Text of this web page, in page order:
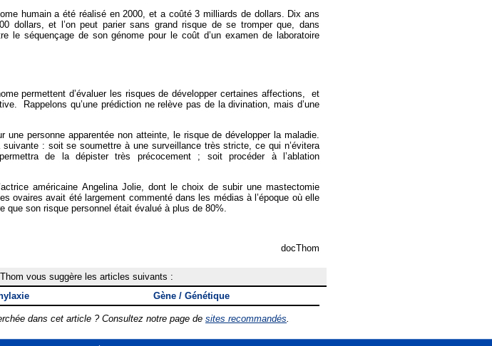
humain a été réalisé en 2000, et a coûté 3 milliards de dollars. Dix ans
dollars, et l’on peut parier sans grand risque de se tromper que, dans
le séquençage de son génome pour le coût d’un examen de laboratoire
permettent d’évaluer les risques de développer certaines affections, et
Rappelons qu’une prédiction ne relève pas de la divination, mais d’une
une personne apparentée non atteinte, le risque de développer la maladie.
: soit se soumettre à une surveillance très stricte, ce qui n’évitera
de la dépister très précocement ; soit procéder à l’ablation
américaine Angelina Jolie, dont le choix de subir une mastectomie
ovaires avait été largement commenté dans les médias à l’époque où elle
son risque personnel était évalué à plus de 80%.
docThom
vous suggère les articles suivants :
Gène / Génétique
dans cet article ? Consultez notre page de sites recommandés